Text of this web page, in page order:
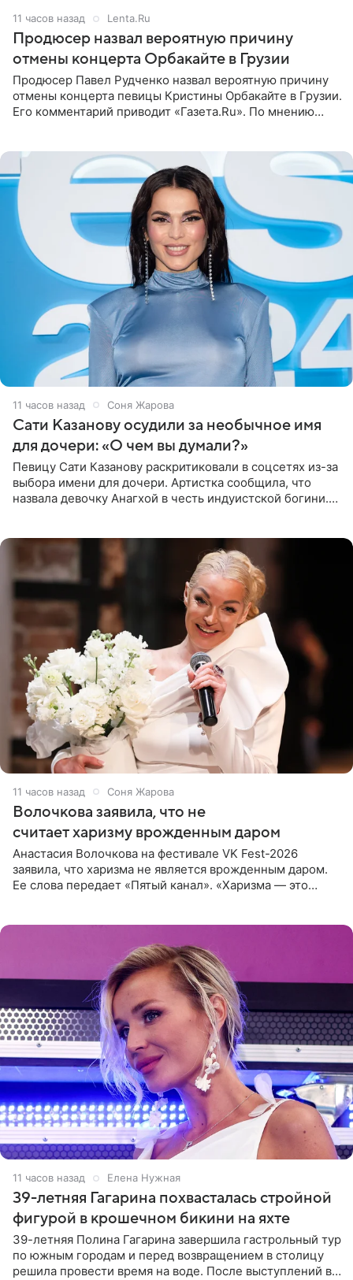
11 часов назад Lenta.Ru
Продюсер назвал вероятную причину
отмены концерта Орбакайте в Грузии
Продюсер Павел Рудченко назвал вероятную причину
отмены концерта певицы Кристины Орбакайте в Грузии.
Его комментарий приводит «Газета.Ru». По мнению
11 часов назад Соня Жарова
Сати Казанову осудили за необычное имя
для дочери: «О чем вы думали?»
Певицу Сати Казанову раскритиковали в соцсетях из-за
выбора имени для дочери. Артистка сообщила, что
назвала девочку Анагхой в честь индуистской богини.
11 часов назад Соня Жарова
Волочкова заявила, что не
считает харизму врожденным даром
Анастасия Волочкова на фестивале VK Fest-2026
заявила, что харизма не является врожденным даром.
Ее слова передает «Пятый канал». «Харизма — это
11 часов назад Елена Нужная
39-летняя Гагарина похвасталась стройной
фигурой в крошечном бикини на яхте
39-летняя Полина Гагарина завершила гастрольный тур
по южным городам и перед возвращением в столицу
решила провести время на воде. После выступлений в